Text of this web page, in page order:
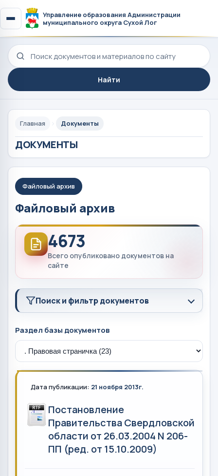
Управление образования Администрации
муниципального округа Сухой Лог
Поиск по сайту
Найти
Главная Документы
ДОКУМЕНТЫ
Файловый архив
Файловый архив
4673
Всего опубликовано документов на
сайте
Поиск и фильтр документов
Раздел базы документов
Дата публикации: 21 ноября 2013г.
Постановление
Правительства Свердловской
области от 26.03.2004 N 206-
ПП (ред. от 15.10.2009)